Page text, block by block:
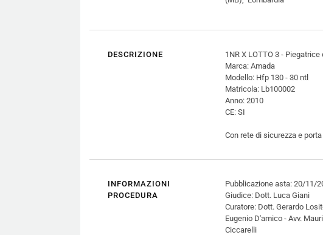
DESCRIZIONE
1NR X LOTTO 3 -
Marca: Amada
Modello: Hfp 130 - 30 ntl
Matricola: Lb100002
Anno: 2010
CE: SI
Con rete di sicurezza e
INFORMAZIONI
PROCEDURA
Pubblicazione asta: 20/11/
Giudice: Dott. Luca Giani
Curatore: Dott. Gerardo
Eugenio D'amico - Avv.
Ciccarelli